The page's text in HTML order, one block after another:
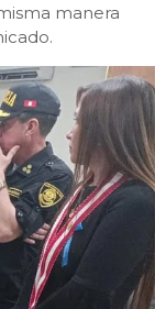
manera